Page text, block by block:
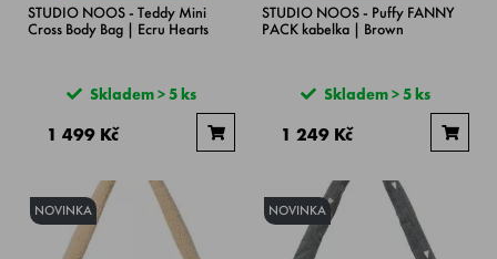
STUDIO NOOS - Teddy Mini
Cross Body Bag | Ecru Hearts
Skladem > 5 ks
1 499 Kč
STUDIO NOOS - Puffy FANNY
PACK kabelka | Brown
Skladem > 5 ks
1 249 Kč
NOVINKA NOVINKA